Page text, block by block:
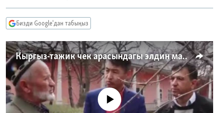
БИЗ ЖАНА ДҮЙНӨ
ДАНИСТЕ
ЭЖЕ-СИҢДИЛЕР
АЗАТТЫК+
ЫҢГАЙСЫЗ СУРООЛОР
ӨЗГӨЧӨ ПИКИР
ОНЛАЙН ШЕРИНЕ
Бизди Google'дан табыңыз
Кыргыз-тажик чек арасындагы элдин маанайы
No media source currently available